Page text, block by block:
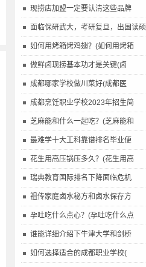
现捞店加盟一定要认清这些品牌
面临保研武大，考研复旦，出国读硕
如何用烤箱烤鸡翅？(如何用烤箱
做鲜卤现捞基本功才是关键(卤
成都哪家学校做川菜好(成都医
成都烹饪职业学校2023年招生简
芝麻能和什么一起吃？(芝麻能和
最难学十大工科靠谱排名毕业便
花生用高压锅压多久？(花生用高
瑞典教育国际排名下降面临危机
祖传家庭卤水秘方和卤水保存方
孕吐吃什么点心？(孕吐吃什么点
谁能详细介绍下牛津大学和剑桥
如何选择适合的成都职业学校(